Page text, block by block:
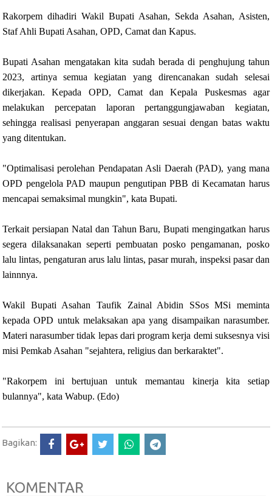
Rakorpem dihadiri Wakil Bupati Asahan, Sekda Asahan, Asisten,
Staf Ahli Bupati Asahan, OPD, Camat dan Kapus.
Bupati Asahan mengatakan kita sudah berada di penghujung tahun
2023, artinya semua kegiatan yang direncanakan sudah selesai
dikerjakan. Kepada OPD, Camat dan Kepala Puskesmas agar
melakukan percepatan laporan pertanggungjawaban kegiatan,
sehingga realisasi penyerapan anggaran sesuai dengan batas waktu
yang ditentukan.
"Optimalisasi perolehan Pendapatan Asli Daerah (PAD), yang mana
OPD pengelola PAD maupun pengutipan PBB di Kecamatan harus
mencapai semaksimal mungkin", kata Bupati.
Terkait persiapan Natal dan Tahun Baru, Bupati mengingatkan harus
segera dilaksanakan seperti pembuatan posko pengamanan, posko
lalu lintas, pengaturan arus lalu lintas, pasar murah, inspeksi pasar dan
lainnnya.
Wakil Bupati Asahan Taufik Zainal Abidin SSos MSi meminta
kepada OPD untuk melaksakan apa yang disampaikan narasumber.
Materi narasumber tidak lepas dari program kerja demi suksesnya visi
misi Pemkab Asahan "sejahtera, religius dan berkaraktet".
"Rakorpem ini bertujuan untuk memantau kinerja kita setiap
bulannya", kata Wabup. (Edo)
Bagikan:
KOMENTAR